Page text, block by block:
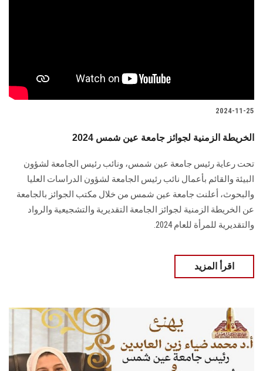
2024-11-25
الخريطة الزمنية لجوائز جامعة عين شمس 2024
تحت رعاية رئيس جامعة عين شمس، ونائب رئيس الجامعة لشؤون
البيئة والقائم بأعمال نائب رئيس الجامعة لشؤون الدراسات العليا
والبحوث، أعلنت جامعة عين شمس من خلال مكتب الجوائز بالجامعة
عن الخريطة الزمنية لجوائز الجامعة التقديرية والتشجيعية والرواد
والتقديرية للمرأة للعام 2024.
اقرأ المزيد